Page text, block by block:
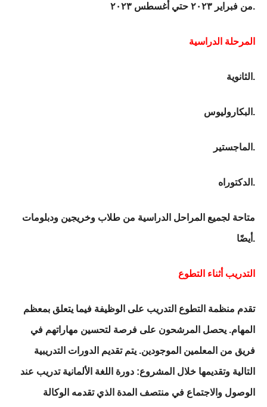
من فبراير ٢٠٢٣ حتي أغسطس ٢٠٢٣.
المرحلة الدراسية
الثانوية.
البكاروليوس.
الماجستير.
الدكتوراه.
أيضًا.
التدريب أثناء التطوع
تقدم منظمة التطوع التدريب على الوظيفة فيما يتعلق بمعظم
المهام. يحصل المرشحون على فرصة لتحسين مهاراتهم في
فريق من المعلمين الموجودين. يتم تقديم الدورات التدريبية
التالية وتقديمها خلال المشروع: دورة اللغة الألمانية تدريب عند
الوصول والاجتماع في منتصف المدة الذي تقدمه الوكالة